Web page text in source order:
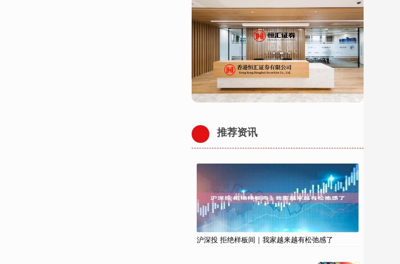
推荐资讯
沪深投 拒绝样板间｜我家越来越有松弛感了